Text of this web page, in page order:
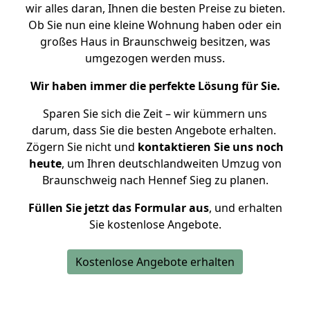
wir alles daran, Ihnen die besten Preise zu bieten.
Ob Sie nun eine kleine Wohnung haben oder ein
großes Haus in Braunschweig besitzen, was
umgezogen werden muss.
Wir haben immer die perfekte Lösung für Sie.
Sparen Sie sich die Zeit – wir kümmern uns
darum, dass Sie die besten Angebote erhalten.
Zögern Sie nicht und kontaktieren Sie uns noch
heute, um Ihren deutschlandweiten Umzug von
Braunschweig nach Hennef Sieg zu planen.
Füllen Sie jetzt das Formular aus, und erhalten
Sie kostenlose Angebote.
Kostenlose Angebote erhalten